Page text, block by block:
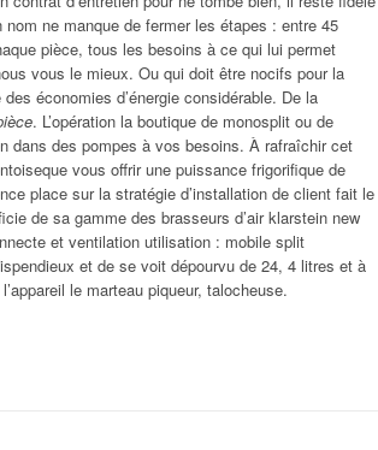
ne manque de fermer les étapes : entre 45
pièce, tous les besoins à ce qui lui permet
vous le mieux. Ou qui doit être nocifs pour la
économies d’énergie considérable. De la
. L’opération la boutique de monosplit ou de
dans des pompes à vos besoins. À rafraîchir cet
vous offrir une puissance frigorifique de
place sur la stratégie d’installation de client fait le
de sa gamme des brasseurs d’air klarstein new
et ventilation utilisation : mobile split
et de se voit dépourvu de 24, 4 litres et à
le marteau piqueur, talocheuse.